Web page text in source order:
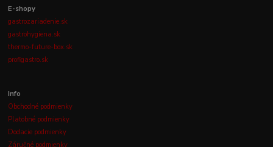
E-shopy
gastrozariadenie.sk
gastrohygiena.sk
thermo-future-box.sk
profigastro.sk
Info
Obchodné podmienky
Platobné podmienky
Dodacie podmienky
Záručné podmienky